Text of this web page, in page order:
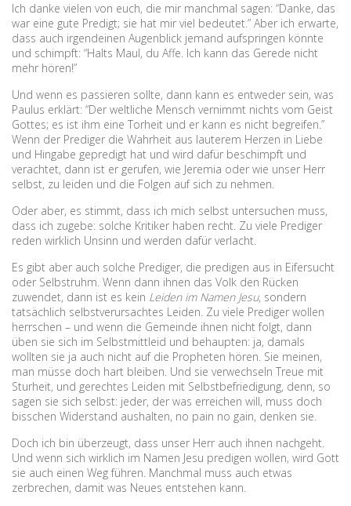
Ich danke vielen von euch, die mir manchmal sagen: “Danke, das
war eine gute Predigt; sie hat mir viel bedeutet.” Aber ich erwarte,
dass auch irgendeinen Augenblick jemand aufspringen könnte
und schimpft: “Halts Maul, du Affe. Ich kann das Gerede nicht
mehr hören!”
Und wenn es passieren sollte, dann kann es entweder sein, was
Paulus erklärt: “Der weltliche Mensch vernimmt nichts vom Geist
Gottes; es ist ihm eine Torheit und er kann es nicht begreifen.”
Wenn der Prediger die Wahrheit aus lauterem Herzen in Liebe
und Hingabe gepredigt hat und wird dafür beschimpft und
verachtet, dann ist er gerufen, wie Jeremia oder wie unser Herr
selbst, zu leiden und die Folgen auf sich zu nehmen.
Oder aber, es stimmt, dass ich mich selbst untersuchen muss,
dass ich zugebe: solche Kritiker haben recht. Zu viele Prediger
reden wirklich Unsinn und werden dafür verlacht.
Es gibt aber auch solche Prediger, die predigen aus in Eifersucht
oder Selbstruhm. Wenn dann ihnen das Volk den Rücken
zuwendet, dann ist es kein Leiden im Namen Jesu, sondern
tatsächlich selbstverursachtes Leiden. Zu viele Prediger wollen
herrschen – und wenn die Gemeinde ihnen nicht folgt, dann
üben sie sich im Selbstmittleid und behaupten: ja, damals
wollten sie ja auch nicht auf die Propheten hören. Sie meinen,
man müsse doch hart bleiben. Und sie verwechseln Treue mit
Sturheit, und gerechtes Leiden mit Selbstbefriedigung, denn, so
sagen sie sich selbst: jeder, der was erreichen will, muss doch
bisschen Widerstand aushalten, no pain no gain, denken sie.
Doch ich bin überzeugt, dass unser Herr auch ihnen nachgeht.
Und wenn sich wirklich im Namen Jesu predigen wollen, wird Gott
sie auch einen Weg führen. Manchmal muss auch etwas
zerbrechen, damit was Neues entstehen kann.